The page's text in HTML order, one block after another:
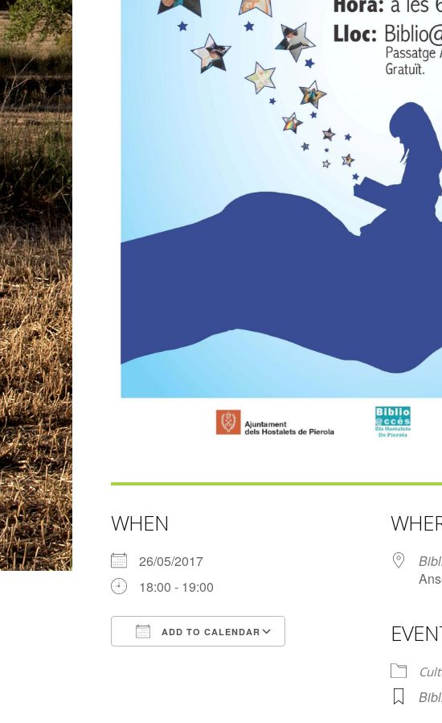
WHEN
26/05/2017
18:00 - 19:00
ADD TO CALENDAR
Google Calendar